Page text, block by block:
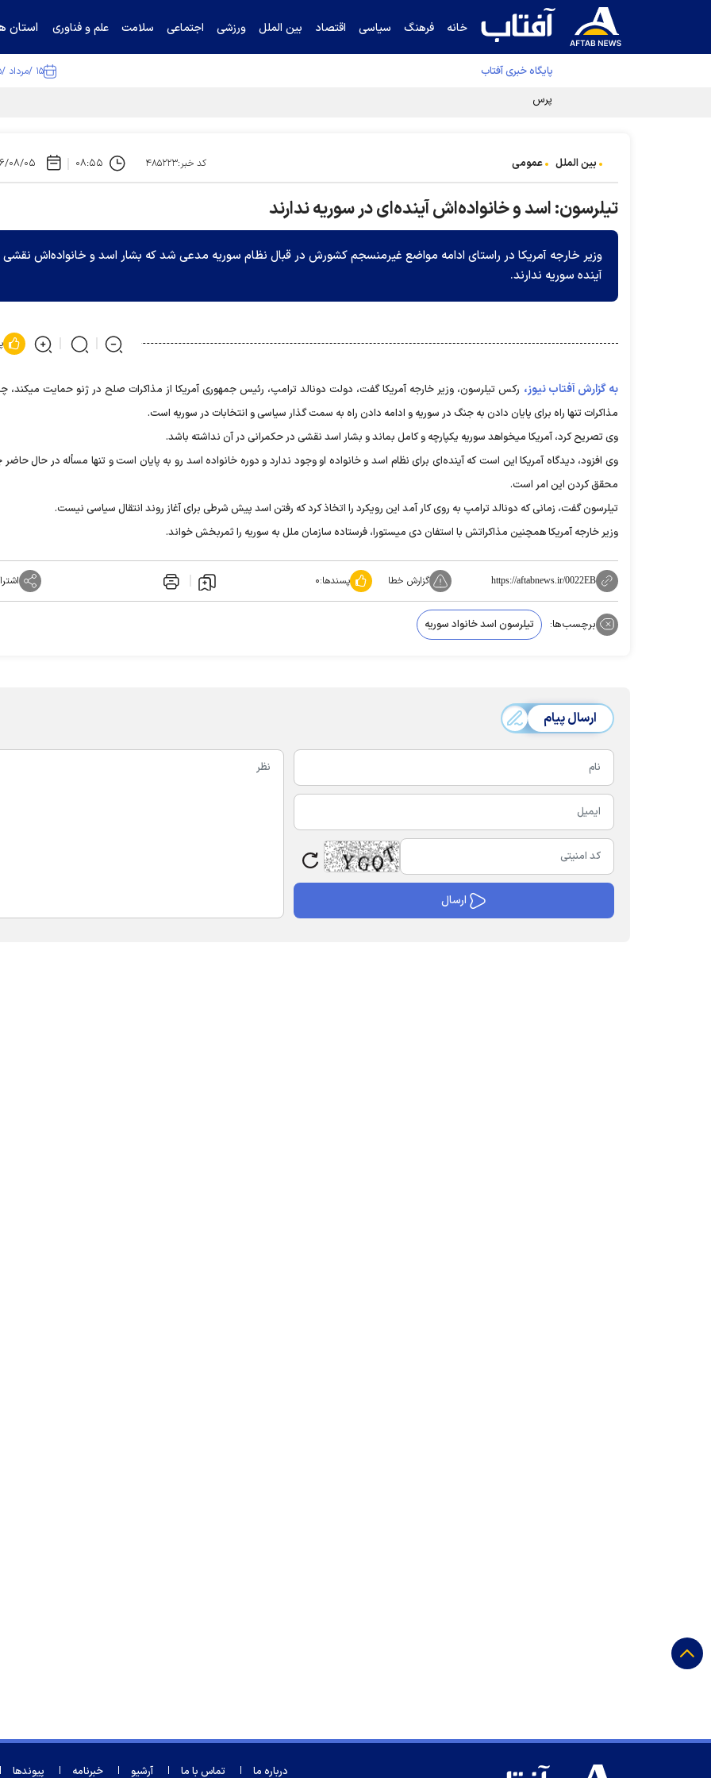
خانه فرهنگ سیاسی اقتصاد بین الملل ورزشی اجتماعی سلامت علم و فناوری استان
پایگاه خبری آفتاب ۱۵ /مرداد /۱۴۰۵
پرس تی‌وی: تفاهم ایران-عمان در دسترس است
بین الملل عمومی کد خبر:۴۸۵۲۲۳ ۰۸:۵۵ ۱۳۹۶/
تیلرسون: اسد و خانواده‌اش آینده‌ای در سوریه ندارند
وزیر خارجه آمریکا در راستای ادامه مواضع غیرمنسجم کشورش در قبال نظام سوریه مدعی شد که بشار اسد و خانواده‌اش نقشی
آینده سوریه ندارند.
به گزارش آفتاب نیوز، رکس تیلرسون، وزیر خارجه آمریکا گفت، دولت دونالد ترامپ، رئیس جمهوری آمریکا از مذاکرات صلح در ژنو حمایت میکند،
مذاکرات تنها راه برای پایان دادن به جنگ در سوریه و ادامه دادن راه به سمت گذار سیاسی و انتخابات در سوریه است.
وی تصریح کرد، آمریکا میخواهد سوریه یکپارچه و کامل بماند و بشار اسد نقشی در حکمرانی در آن نداشته باشد.
وی افزود، دیدگاه آمریکا این است که آینده‌ای برای نظام اسد و خانواده او وجود ندارد و دوره خانواده اسد رو به پایان است و تنها مسأله در حال
محقق کردن این امر است.
تیلرسون گفت، زمانی که دونالد ترامپ به روی کار آمد این رویکرد را اتخاذ کرد که رفتن اسد پیش شرطی برای آغاز روند انتقال سیاسی نیست‌.
وزیر خارجه آمریکا همچنین مذاکراتش با استفان دی میستورا، فرستاده سازمان ملل به سوریه را ثمربخش خواند.
https://aftabnews.ir/0022EB گزارش خطا پسندها:۰
برچسب‌ها: تیلرسون اسد خانواد سوریه
ارسال پیام
درباره ما تماس با ما آرشیو خبرنامه پیوندها